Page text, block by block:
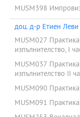
MUSM398
доц. д-р Етиен Леви
MUSM027
изпълнителство, I
MUSM037
изпълнителство II
MUSM090 Практика
MUSM091 Практика